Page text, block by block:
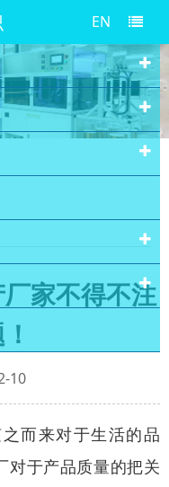
EN
家不得不注
10
而来对于生活的品
对于产品质量的把关